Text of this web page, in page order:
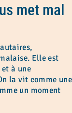
met mal
Elle est
à une
la vit comme une
un moment